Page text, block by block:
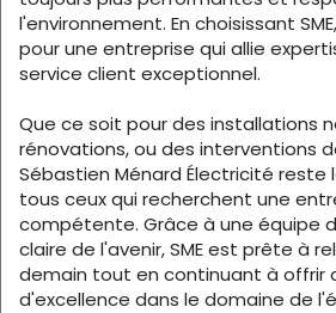
l'environnement. En choisissant
pour une entreprise qui allie
service client exceptionnel.
Que ce soit pour des installations
rénovations, ou des interventions
Sébastien Ménard Électricité reste
tous ceux qui recherchent une
compétente. Grâce à une équipe
claire de l'avenir, SME est prête à
demain tout en continuant à offrir
d'excellence dans le domaine de